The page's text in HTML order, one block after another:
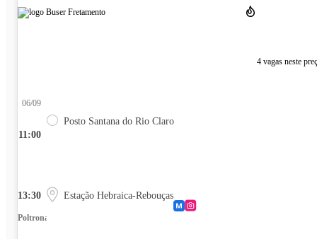
4 vagas neste
11:00
06/09
Posto Santana do Rio Claro
13:30 Estação Hebraica-Rebouças
Poltrona